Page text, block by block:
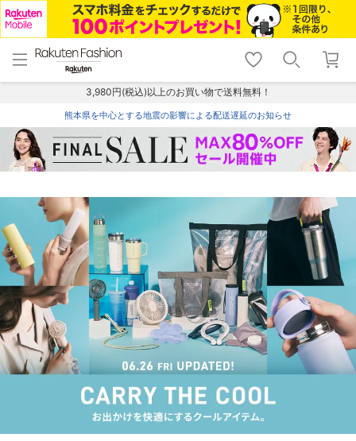
menu home
トップ
shopping_cart lock_outline
ログイン
3,980円(税込)以上のお買い物で送料無料！
熊本県を中心とする地震の影響による配送遅延のお知らせ